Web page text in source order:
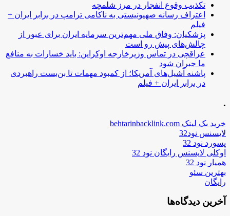
تکذیب وقوع انفجار در مرز شلمچه
اعتراف رسانه صهیونیستی به ناکامی ترامپ در برابر ایران +
فیلم
پزشکیان: وفاق ملی مهم‌ترین سرمایه ایران برای عبور از
چالش‌های پیش رو است
عراقچی در تماس وزیرخارجه اوکراین: باید خسارات به منافع
ما جبران شود
پاشنه آشیل‌های آمریکا؛ از کمبود مهمات تا بن‌بست راهبردی
در برابر ایران + فیلم
.
خرید بک لینک behtarinbacklink.com
لایسنس نود32
پسورد نود 32
اوکلی لایسنس رایگان نود 32
همیار نود 32
بهترین سئو
رایگان
آخرین دیدگاه‌ها